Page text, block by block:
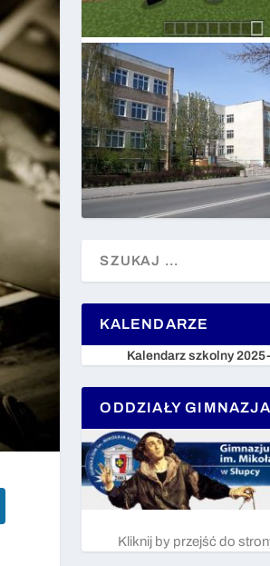
KALENDARZE
Kalendarz szkolny
ODDZIAŁY
Kliknij by przejść do